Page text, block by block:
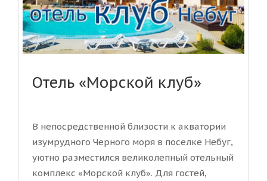
Отель «Морской клуб»
В непосредственной близости к акватории
изумрудного Черного моря в поселке Небуг,
уютно разместился великолепный отельный
комплекс «Морской клуб». Для гостей,